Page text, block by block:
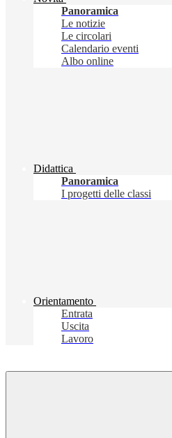
Panoramica
Le notizie
Le circolari
Calendario eventi
Albo online
Didattica
Panoramica
I progetti delle classi
Orientamento
Entrata
Uscita
Lavoro